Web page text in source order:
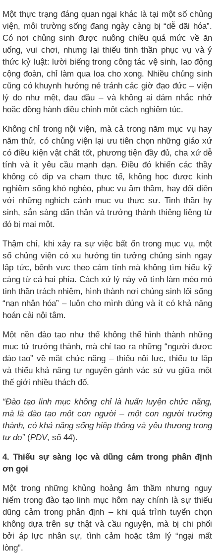
Một thực trạng đáng quan ngại khác là tại một số chủng
viện, môi trường sống đang ngày càng bị “dễ dãi hóa”.
Có nơi chủng sinh được nuông chiều quá mức về ăn
uống, vui chơi, nhưng lại thiếu tinh thần phục vụ và ý
thức kỷ luật: lười biếng trong công tác vệ sinh, lao động
cộng đoàn, chỉ làm qua loa cho xong. Nhiều chủng sinh
cũng có khuynh hướng né tránh các giờ đạo đức – viện
lý do như mệt, đau đầu – và không ai dám nhắc nhở
hoặc đồng hành điều chỉnh một cách nghiêm túc.
Không chỉ trong nội viện, mà cả trong năm mục vụ hay
năm thử, có chủng viện lại ưu tiên chọn những giáo xứ
có điều kiện vật chất tốt, phương tiện đầy đủ, cha xứ dễ
tính và ít yêu cầu mạnh dạn. Điều đó khiến các thầy
không có dịp va chạm thực tế, không học được kinh
nghiệm sống khó nghèo, phục vụ âm thầm, hay đối diện
với những nghịch cảnh mục vụ thực sự. Tinh thần hy
sinh, sẵn sàng dấn thân và trưởng thành thiêng liêng từ
đó bị mai một.
Thậm chí, khi xảy ra sự việc bất ổn trong mục vụ, một
số chủng viện có xu hướng tin tưởng chủng sinh ngay
lập tức, bênh vực theo cảm tính mà không tìm hiểu kỹ
càng từ cả hai phía. Cách xử lý này vô tình làm méo mó
tinh thần trách nhiệm, hình thành nơi chủng sinh lối sống
“nạn nhân hóa” – luôn cho mình đúng và ít có khả năng
hoán cải nội tâm.
Một nền đào tạo như thế không thể hình thành những
mục tử trưởng thành, mà chỉ tạo ra những “người được
đào tạo” về mặt chức năng – thiếu nội lực, thiếu tự lập
và thiếu khả năng tự nguyện gánh vác sứ vụ giữa một
thế giới nhiều thách đố.
“Đào tạo linh mục không chỉ là huấn luyện chức năng,
mà là đào tạo một con người – một con người trưởng
thành, có khả năng sống hiệp thông và yêu thương trong
tự do”(PDV, số 44).
4. Thiếu sự sàng lọc và dũng cảm trong phân định
ơn gọi
Một trong những khủng hoảng âm thầm nhưng nguy
hiểm trong đào tạo linh mục hôm nay chính là sự thiếu
dũng cảm trong phân định – khi quá trình tuyển chọn
không dựa trên sự thật và cầu nguyện, mà bị chi phối
bởi áp lực nhân sự, tình cảm hoặc tâm lý “ngại mất
lòng”.